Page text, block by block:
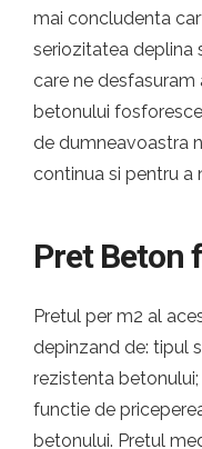
mai concludenta
seriozitatea deplina
care ne
betonului
de dumneavoastra
continua si pentru a
Pret Beton
Pretul per m2 al
depinzand de: tipul
rezistenta
functie de
betonului. Pretul